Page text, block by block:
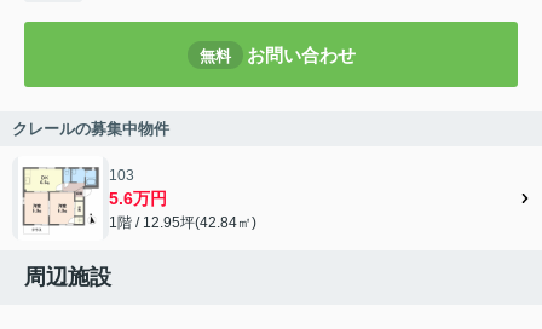
無料 お問い合わせ
クレールの募集中物件
103
5.6万円
1階 / 12.95坪(42.84㎡)
周辺施設